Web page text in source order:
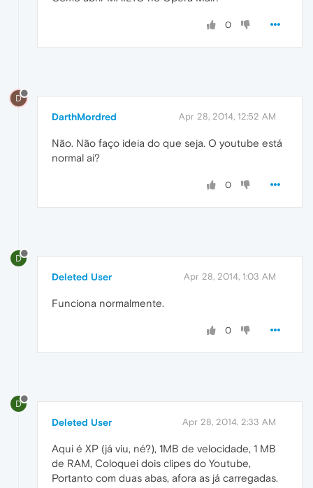
0
D
DarthMordred Apr 28, 2014, 12:52 AM
Não. Não faço ideia do que seja. O youtube está
normal ai?
0
D
Deleted User Apr 28, 2014, 1:03 AM
Funciona normalmente.
0
D
Deleted User Apr 28, 2014, 2:33 AM
Aqui é XP (já viu, né?), 1MB de velocidade, 1 MB
de RAM, Coloquei dois clipes do Youtube,
Portanto com duas abas, afora as já carregadas.